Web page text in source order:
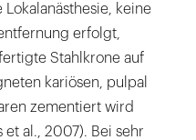
keine
erfolgt,
Stahlkrone auf
kariösen, pulpal
zementiert wird
et al., 2007). Bei sehr